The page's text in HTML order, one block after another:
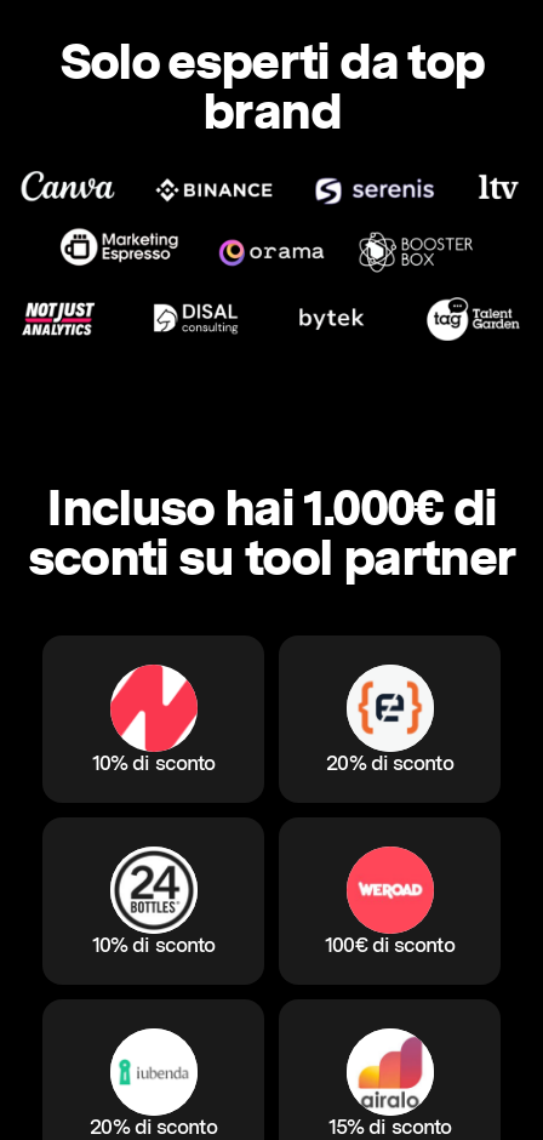
Solo esperti da top
brand
Incluso hai 1.000€ di
sconti su tool partner
10% di sconto 20% di sconto
10% di sconto 100€ di sconto
20% di sconto 15% di sconto